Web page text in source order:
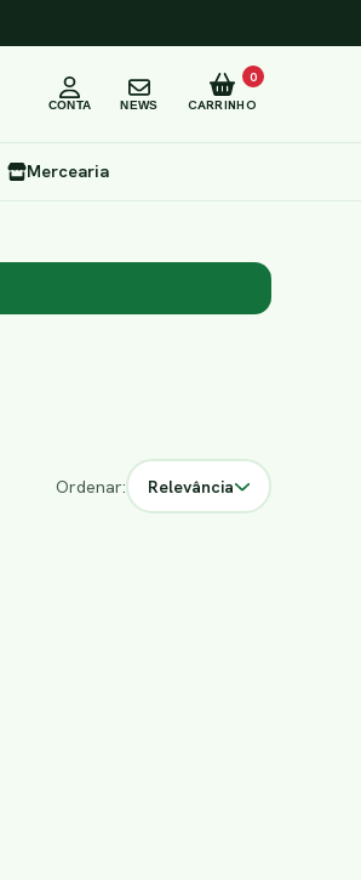
CONTA NEWS CARRINHO
0
Mercearia
Ordenar: Relevância